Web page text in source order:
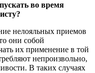
во время
нелояльных приемов
они собой
их применение в той
непроизвольно,
В таких случаях